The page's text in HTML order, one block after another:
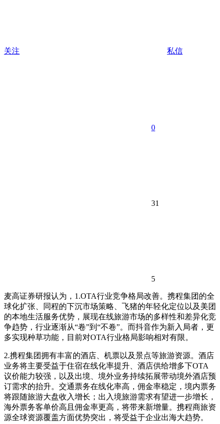
关注 私信
0
31
5
麦高证券研报认为，1.OTA行业竞争格局改善。携程集团的全
球化扩张、同程的下沉市场策略、飞猪的年轻化定位以及美团
的本地生活服务优势，展现在线旅游市场的多样性和差异化竞
争趋势，行业逐渐从“卷”到“不卷”。而抖音作为新入局者，更
多实现种草功能，目前对OTA行业格局影响相对有限。
2.携程集团拥有丰富的酒店、机票以及景点等旅游资源。酒店
业务将主要受益于住宿在线化率提升、酒店供给增多下OTA
议价能力较强，以及出境、境外业务持续拓展带动境外酒店预
订需求的抬升。交通票务在线化率高，佣金率稳定，境内票务
将跟随旅游大盘收入增长；出入境旅游需求有望进一步增长，
海外票务客单价高且佣金率更高，将带来新增量。携程商旅资
源全球资源覆盖方面优势突出，将受益于企业出海大趋势。